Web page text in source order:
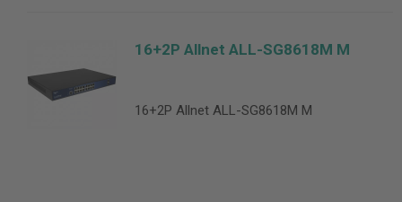
16+2P Allnet ALL-SG8618M M
16+2P Allnet ALL-SG8618M M